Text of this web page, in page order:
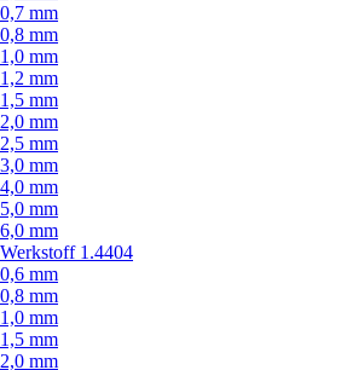
0,7 mm
0,8 mm
1,0 mm
1,2 mm
1,5 mm
2,0 mm
2,5 mm
3,0 mm
4,0 mm
5,0 mm
6,0 mm
Werkstoff 1.4404
0,6 mm
0,8 mm
1,0 mm
1,5 mm
2,0 mm